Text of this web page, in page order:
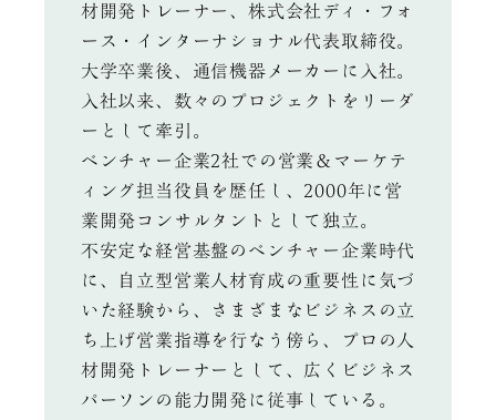
材開発トレーナー、株式会社ディ・フォ
ース・インターナショナル代表取締役。
大学卒業後、通信機器メーカーに入社。
入社以来、数々のプロジェクトをリーダ
ーとして牽引。
ベンチャー企業2社での営業＆マーケテ
ィング担当役員を歴任し、2000年に営
業開発コンサルタントとして独立。
不安定な経営基盤のベンチャー企業時代
に、自立型営業人材育成の重要性に気づ
いた経験から、さまざまなビジネスの立
ち上げ営業指導を行なう傍ら、プロの人
材開発トレーナーとして、広くビジネス
パーソンの能力開発に従事している。